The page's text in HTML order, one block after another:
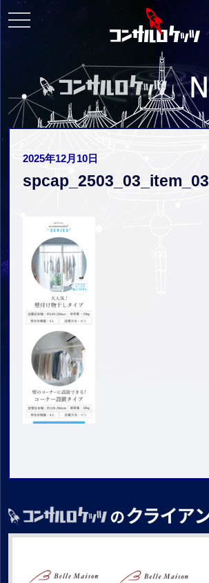
toggle
navigation
2025年12月10日
spcap_2503_03_item_03